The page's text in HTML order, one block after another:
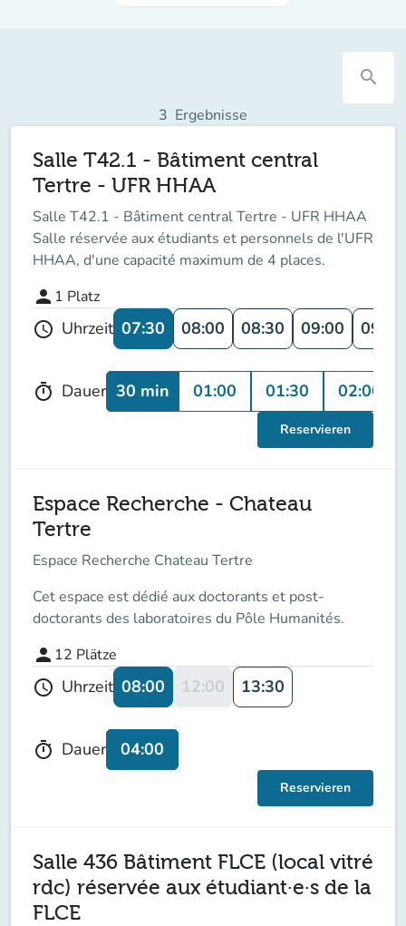
search
3 Ergebnisse
Salle T42.1 - Bâtiment central
Tertre - UFR HHAA
Salle T42.1 - Bâtiment central Tertre - UFR HHAA
Salle réservée aux étudiants et personnels de l'UFR
HHAA, d'une capacité maximum de 4 places.
person 1 Platz
schedule Uhrzeit 07:30 08:00 08:30 09:00 09:30
timer Dauer 30 min 01:00 01:30 02:00
Reservieren
Espace Recherche - Chateau
Tertre
Espace Recherche Chateau Tertre
Cet espace est dédié aux doctorants et post-
doctorants des laboratoires du Pôle Humanités.
person 12 Plätze
schedule Uhrzeit 08:00 12:00 13:30
timer Dauer 04:00
Reservieren
Salle 436 Bâtiment FLCE (local vitré
rdc) réservée aux étudiant·e·s de la
FLCE